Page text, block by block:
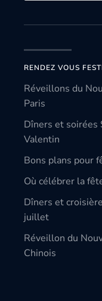
RENDEZ VOUS
Réveillons du
Paris
Dîners et soirées
Valentin
Bons plans pour
Où célébrer la
Dîners et
juillet
Réveillon du
Chinois